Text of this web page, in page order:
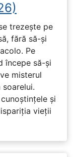
trezește pe
fără să-și
Pe
începe să-și
misterul
și
vieții